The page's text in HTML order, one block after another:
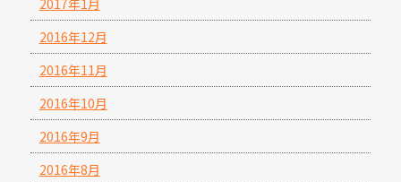
2016年12月
2016年11月
2016年10月
2016年9月
2016年8月